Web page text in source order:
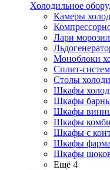
Холодильное
Камеры
Лари
Моноблоки
Сплит-
Столы
Шкафы
Шкафы
Шкафы
Шкафы
Шкафы с
Шкафы
Шкафы
Ещё 4